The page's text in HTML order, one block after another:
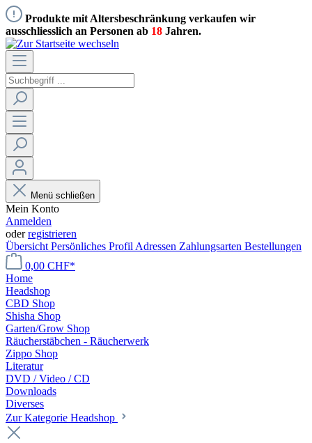
Produkte mit Altersbeschränkung verkaufen wir
ausschliesslich an Personen ab 18 Jahren.
Menü schließen
Mein Konto
Anmelden
oderregistrieren
Übersicht Persönliches Profil Adressen Zahlungsarten Bestellungen
0,00 CHF*
Home
Headshop
CBD Shop
Shisha Shop
Garten/Grow Shop
Räucherstäbchen - Räucherwerk
Zippo Shop
Literatur
DVD / Video / CD
Downloads
Diverses
Zur Kategorie Headshop